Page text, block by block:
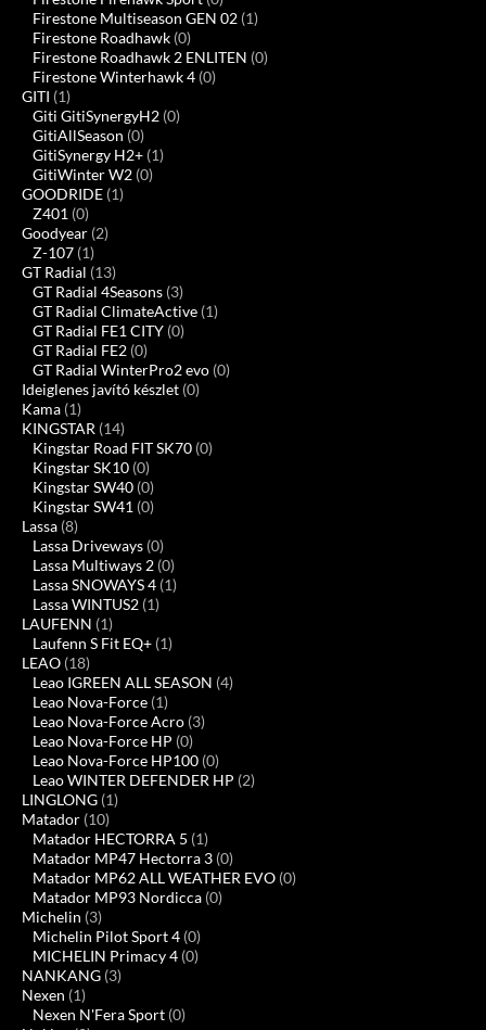
Firestone Multiseason GEN 02 (1)
Firestone Roadhawk (0)
Firestone Roadhawk 2 ENLITEN (0)
Firestone Winterhawk 4 (0)
GITI (1)
Giti GitiSynergyH2 (0)
GitiAllSeason (0)
GitiSynergy H2+ (1)
GitiWinter W2 (0)
GOODRIDE (1)
Z401 (0)
Goodyear (2)
Z-107 (1)
GT Radial (13)
GT Radial 4Seasons (3)
GT Radial ClimateActive (1)
GT Radial FE1 CITY (0)
GT Radial FE2 (0)
GT Radial WinterPro2 evo (0)
Ideiglenes javító készlet (0)
Kama (1)
KINGSTAR (14)
Kingstar Road FIT SK70 (0)
Kingstar SK10 (0)
Kingstar SW40 (0)
Kingstar SW41 (0)
Lassa (8)
Lassa Driveways (0)
Lassa Multiways 2 (0)
Lassa SNOWAYS 4 (1)
Lassa WINTUS2 (1)
LAUFENN (1)
Laufenn S Fit EQ+ (1)
LEAO (18)
Leao IGREEN ALL SEASON (4)
Leao Nova-Force (1)
Leao Nova-Force Acro (3)
Leao Nova-Force HP (0)
Leao Nova-Force HP100 (0)
Leao WINTER DEFENDER HP (2)
LINGLONG (1)
Matador (10)
Matador HECTORRA 5 (1)
Matador MP47 Hectorra 3 (0)
Matador MP62 ALL WEATHER EVO (0)
Matador MP93 Nordicca (0)
Michelin (3)
Michelin Pilot Sport 4 (0)
MICHELIN Primacy 4 (0)
NANKANG (3)
Nexen (1)
Nexen N'Fera Sport (0)